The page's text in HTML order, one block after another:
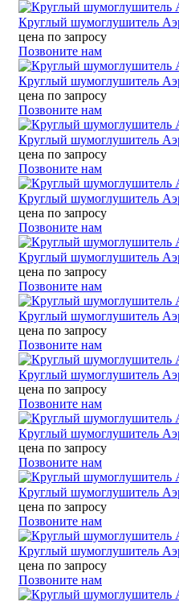
Круглый шумоглушитель
цена по запросу
Позвоните нам
Круглый шумоглушитель
цена по запросу
Позвоните нам
Круглый шумоглушитель
цена по запросу
Позвоните нам
Круглый шумоглушитель
цена по запросу
Позвоните нам
Круглый шумоглушитель
цена по запросу
Позвоните нам
Круглый шумоглушитель
цена по запросу
Позвоните нам
Круглый шумоглушитель
цена по запросу
Позвоните нам
Круглый шумоглушитель
цена по запросу
Позвоните нам
Круглый шумоглушитель
цена по запросу
Позвоните нам
Круглый шумоглушитель
цена по запросу
Позвоните нам